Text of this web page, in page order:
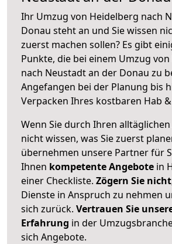
Ihr Umzug von Heidelberg nach
Donau steht an und Sie wissen
zuerst machen sollen? Es gibt
Punkte, die bei einem Umzug
nach Neustadt an der Donau zu
Angefangen bei der Planung bis
Verpacken Ihres kostbaren Hab
Wenn Sie durch Ihren
nicht wissen, was Sie zuerst
übernehmen unsere Partner für
Ihnen kompetente Angebote in
einer Checkliste. Zögern Sie nicht
Dienste in Anspruch zu nehmen
sich zurück. Vertrauen Sie
Erfahrung in der
sich Angebote.